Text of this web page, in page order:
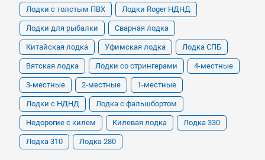
Лодки с толстым ПВХ Лодки Roger НДНД
Лодки для рыбалки Сварная лодка
Китайская лодка Уфимская лодка Лодка СПБ
Вятская лодка Лодки со стрингерами 4-местные
3-местные 2-местные 1-местные
Лодки с НДНД Лодка с фальшбортом
Недорогие с килем Килевая лодка Лодка 330
Лодка 310 Лодка 280